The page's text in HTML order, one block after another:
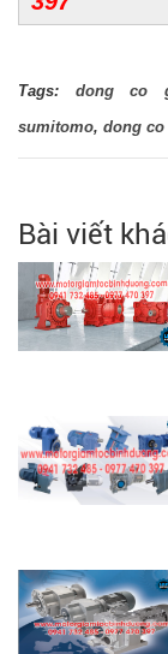
Tags: dong co
sumitomo, dong
Bài viết